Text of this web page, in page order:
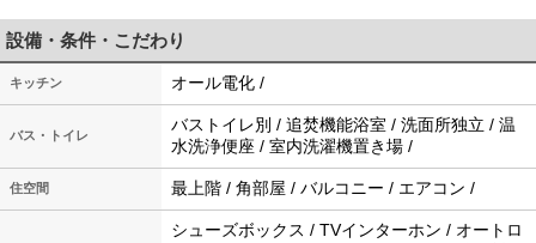
設備・条件・こだわり
キッチン オール電化 /
バス・トイレ
バストイレ別 / 追焚機能浴室 / 洗面所独立 / 温
水洗浄便座 / 室内洗濯機置き場 /
住空間 最上階 / 角部屋 / バルコニー / エアコン /
シューズボックス / TVインターホン / オートロ